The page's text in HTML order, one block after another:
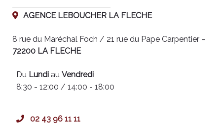
AGENCE LEBOUCHER LA FLECHE
8 rue du Maréchal Foch / 21 rue du Pape Carpentier –
72200 LA FLECHE
Du Lundiau Vendredi
8:30 - 12:00 / 14:00 - 18:00
02 43 96 11 11